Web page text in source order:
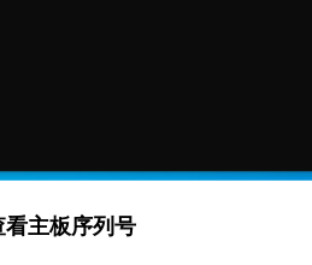
主板序列号